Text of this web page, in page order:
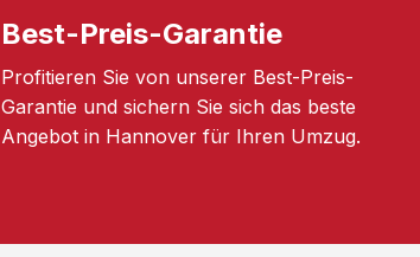
Best-Preis-Garantie
Profitieren Sie von unserer Best-Preis-
Garantie und sichern Sie sich das beste
Angebot in Hannover für Ihren Umzug.